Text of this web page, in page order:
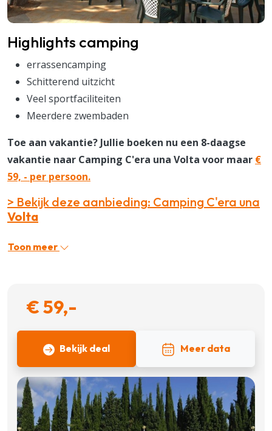
Highlights camping
errassencamping
Schitterend uitzicht
Veel sportfaciliteiten
Meerdere zwembaden
Toe aan vakantie? Jullie boeken nu een 8-daagse
vakantie naar Camping C'era una Volta voor maar €
59, - per persoon.
> Bekijk deze aanbieding: Camping C'era una
Volta
Toon meer
€ 59,-
Bekijk deal Meer data